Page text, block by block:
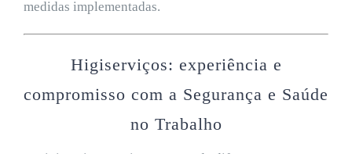
medidas implementadas.
Higiserviços: experiência e
compromisso com a Segurança e Saúde
no Trabalho